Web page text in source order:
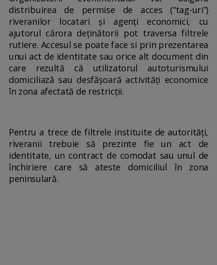
distribuirea de permise de acces (“tag-uri”)
riveranilor locatari şi agenţi economici, cu
ajutorul cărora deţinătorii pot traversa filtrele
rutiere. Accesul se poate face si prin prezentarea
unui act de identitate sau orice alt document din
care rezultă că utilizatorul autoturismului
domiciliază sau desfășoară activități economice
în zona afectată de restricții.
Pentru a trece de filtrele instituite de autorități,
riveranii trebuie să prezinte fie un act de
identitate, un contract de comodat sau unul de
închiriere care să ateste domiciliul în zona
peninsulară.